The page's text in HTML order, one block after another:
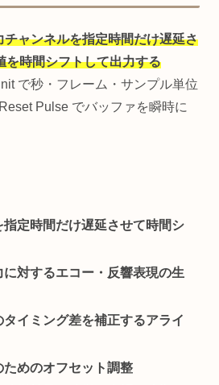
チャンネルを指定時間だけ遅延さ
を時間シフトして出力する
で秒・フレーム・サンプル単位
Pulse でバッファを瞬時に
指定時間だけ遅延させて時間シ
に対するエコー・反響表現の生
イミング差を補正するアライ
めのオフセット調整